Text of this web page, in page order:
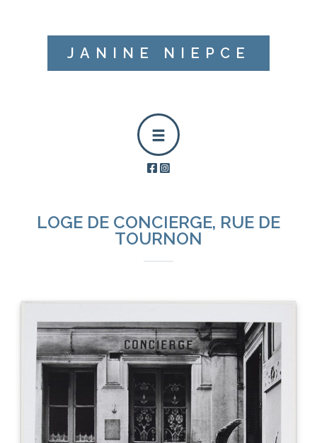
JANINE NIEPCE
LOGE DE CONCIERGE, RUE DE
TOURNON